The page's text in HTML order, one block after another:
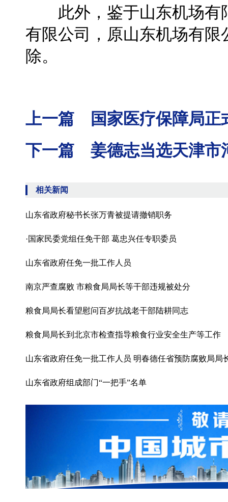
此外，鉴于山东机场有
有限公司，原山东机场有
除。
上一篇 国家医疗保障局正
下一篇 姜德志当选天津市
相关新闻
山东省政府秘书长张万青被提请撤销职务
·国家民委党组任免干部 葛忠兴任专职委员
山东省政府任免一批工作人员
南京严查腐败 市粮食局局长等干部违规被处分
粮食局局长看望慰问百岁抗战老干部陆耕同志
粮食局局长到北京市检查指导粮食行业安全生产等工作
山东省政府任免一批工作人员 明春德任省预防腐败局局
山东省政府组成部门“一把手”名单